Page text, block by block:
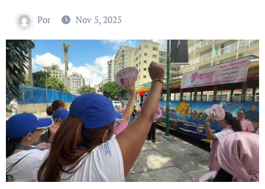
Por Nov 5, 2025